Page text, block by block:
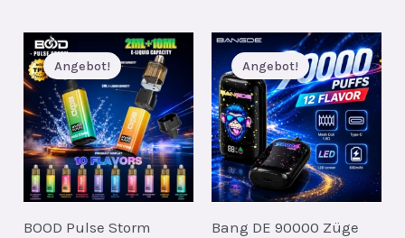
€55.00.€7.00.
Angebot!
BOOD Pulse Storm
Angebot!
Bang DE 90000 Züge